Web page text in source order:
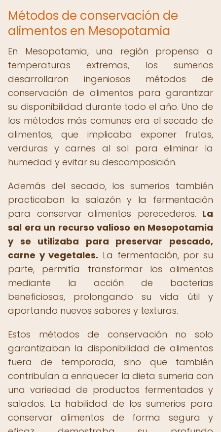
Métodos de conservación de
alimentos en Mesopotamia
En Mesopotamia, una región propensa a
temperaturas extremas, los sumerios
desarrollaron ingeniosos métodos de
conservación de alimentos para garantizar
su disponibilidad durante todo el año. Uno de
los métodos más comunes era el secado de
alimentos, que implicaba exponer frutas,
verduras y carnes al sol para eliminar la
humedad y evitar su descomposición.
Además del secado, los sumerios también
practicaban la salazón y la fermentación
para conservar alimentos perecederos. La
sal era un recurso valioso en Mesopotamia
y se utilizaba para preservar pescado,
carne y vegetales. La fermentación, por su
parte, permitía transformar los alimentos
mediante la acción de bacterias
beneficiosas, prolongando su vida útil y
aportando nuevos sabores y texturas.
Estos métodos de conservación no solo
garantizaban la disponibilidad de alimentos
fuera de temporada, sino que también
contribuían a enriquecer la dieta sumeria con
una variedad de productos fermentados y
salados. La habilidad de los sumerios para
conservar alimentos de forma segura y